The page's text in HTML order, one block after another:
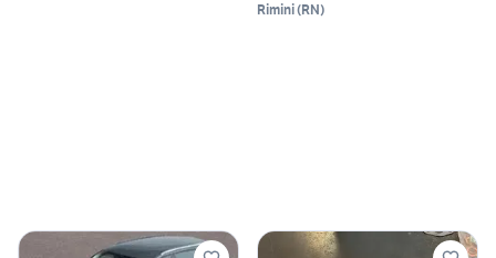
Rimini(RN)